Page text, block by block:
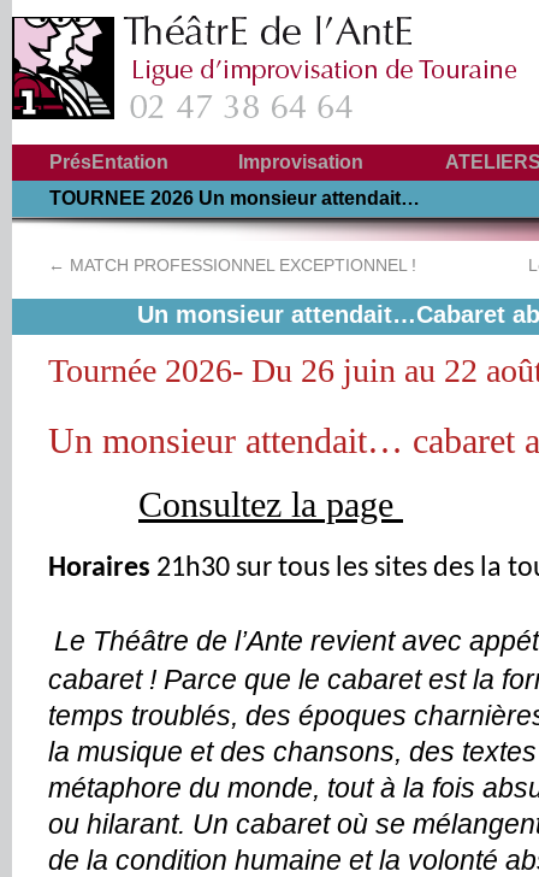
PrésEntation Improvisation
TOURNEE 2026 Un monsieur attendait…
Cabaret absurde
La création 2024
Souvenirs des
Tournées
← MATCH PROFESSIONNEL EXCEPTIONNEL !
Un monsieur attendait…Cabaret
Tournée 2026- Du 26 juin au 22
Un monsieur attendait… cabaret
Consultez la page
Horaires 21h30 sur tous les sites des la
Le Théâtre de l’Ante revient avec
cabaret ! Parce que le cabaret est la
temps troublés, des époques
la musique et des chansons, des
métaphore du monde, tout à la fois
ou hilarant. Un cabaret où se
de la condition humaine et la volonté